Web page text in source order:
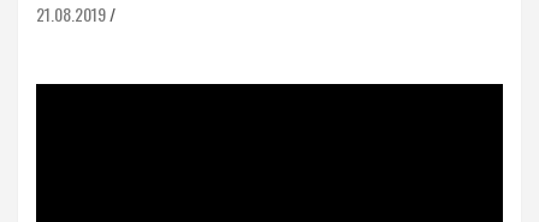
21.08.2019